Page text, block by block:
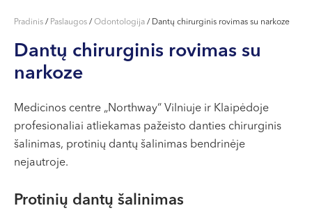
I-V 07:30 - 20:30
VI 09:00 - 15:00
Kaunas
Miško g. 25A
Darbo laikas:
VI 09:00 - 15:00
Pradinis / Paslaugos / Odontologija / Dantų chirurginis rovimas su narkoze
Dantų chirurginis rovimas su
narkoze
Medicinos centre „Northway“ Vilniuje ir Klaipėdoje
profesionaliai atliekamas pažeisto danties chirurginis
šalinimas, protinių dantų šalinimas bendrinėje
nejautroje.
Protinių dantų šalinimas